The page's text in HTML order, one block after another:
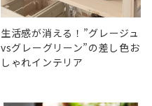
生活感が消える！”グレージュ
vsグレーグリーン”の差し色お
しゃれインテリア